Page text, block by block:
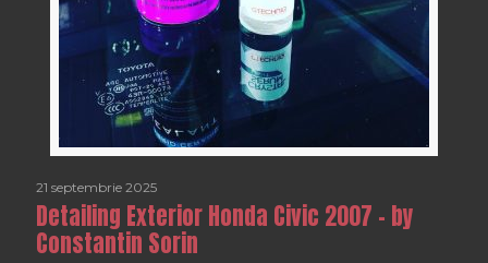
21 septembrie 2025
Detailing Exterior Honda Civic 2007 – by
Constantin Sorin